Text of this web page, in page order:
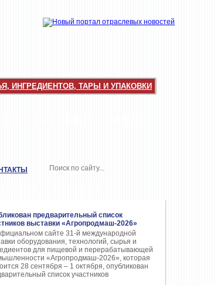
ИНГРЕДИЕНТОВ, ТАРЫ И УПАКОВКИ
предварительный список
выставки «Агропродмаш-2026»
сайте 31-й международной
оборудования, технологий, сырья и
для пищевой и перерабатывающей
«Агропродмаш-2026», которая
28 сентября – 1 октября, опубликован
список участников